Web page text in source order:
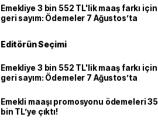
Emekliye 3 bin 552 TL'lik maaş farkı için
geri sayım: Ödemeler 7 Ağustos’ta
Editörün Seçimi
Emekliye 3 bin 552 TL'lik maaş farkı için
geri sayım: Ödemeler 7 Ağustos’ta
Emekli maaşı promosyonu ödemeleri 35
bin TL’ye çıktı!